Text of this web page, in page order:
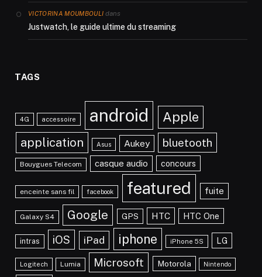
VICTORINA MOUMBOULI dans
Justwatch, le guide ultime du streaming
TAGS
4G accessoire android Apple
application Asus Aukey bluetooth
Bouygues Telecom casque audio concours
enceinte sans fil facebook featured fuite
Galaxy S4 Google GPS HTC HTC One
intras iOS iPad iphone iPhone 5S LG
Logitech Lumia Microsoft Motorola Nintendo